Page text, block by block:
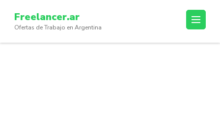
content
(Press
Freelancer.ar
Ofertas de Trabajo en Argentina